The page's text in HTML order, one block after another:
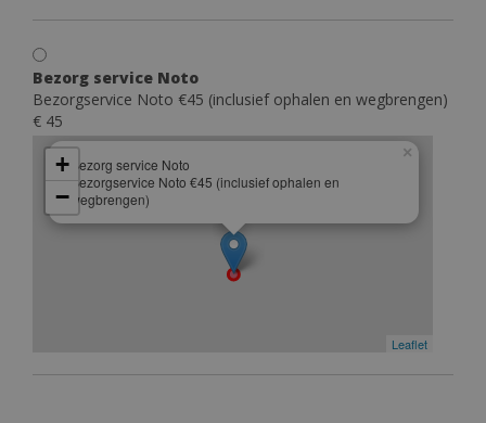
Bezorg service Noto
Bezorgservice Noto €45 (inclusief ophalen en wegbrengen)
€ 45
Bezorg service Noto
Bezorgservice Noto €45 (inclusief ophalen en
wegbrengen)
×
+
−
Leaflet